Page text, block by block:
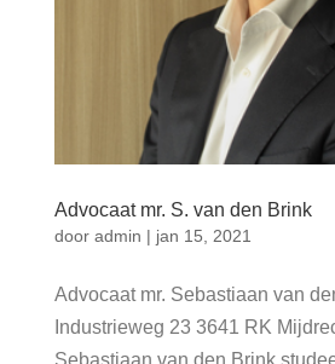
Advocaat mr. S. van den Brink
door admin | jan 15, 2021
Advocaat mr. Sebastiaan van
Industrieweg 23 3641 RK